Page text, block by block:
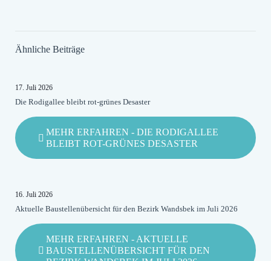
Ähnliche Beiträge
17. Juli 2026
Die Rodigallee bleibt rot-grünes Desaster
MEHR ERFAHREN - DIE RODIGALLEE
BLEIBT ROT-GRÜNES DESASTER
16. Juli 2026
Aktuelle Baustellenübersicht für den Bezirk Wandsbek im Juli 2026
MEHR ERFAHREN - AKTUELLE
BAUSTELLENÜBERSICHT FÜR DEN